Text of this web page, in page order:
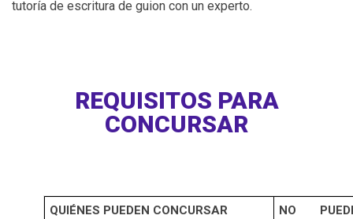
tutoría de escritura de guion con un experto.
REQUISITOS PARA
CONCURSAR
QUIÉNES PUEDEN CONCURSAR
NO